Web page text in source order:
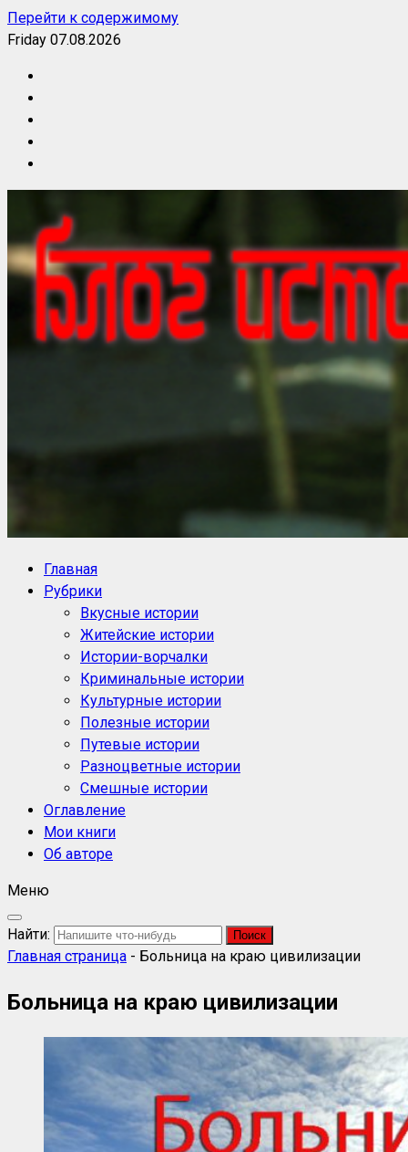
Перейти к содержимому
Friday 07.08.2026
Блог историй NoorySan
Главная
Рубрики
Вкусные истории
Житейские истории
Истории-ворчалки
Криминальные истории
Культурные истории
Полезные истории
Путевые истории
Разноцветные истории
Смешные истории
Оглавление
Мои книги
Об авторе
Меню
Найти:
Главная страница - Больница на краю цивилизации
Больница на краю цивилизации